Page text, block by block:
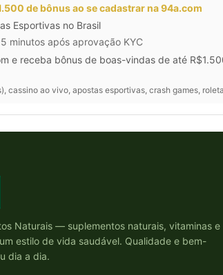
de bônus ao se cadastrar na 94a.com
Esportivas no Brasil
minutos após aprovação KYC
e receba bônus de boas-vindas de até
cassino ao vivo, apostas esportivas, crash games,
Naturais — suplementos naturais, vitaminas e
estilo de vida saudável. Qualidade e bem-
dia a dia.